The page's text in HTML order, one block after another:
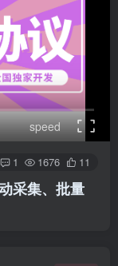
speed
1 1676 11
采集、批量